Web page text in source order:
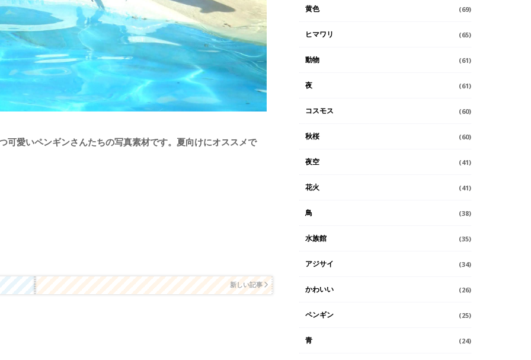
可愛いペンギンさんたちの写真素材です。夏向けにオススメで
新しい記事
黄色 (69)
ヒマワリ (65)
動物 (61)
夜 (61)
コスモス (60)
秋桜 (60)
夜空 (41)
花火 (41)
鳥 (38)
水族館 (35)
アジサイ (34)
かわいい (26)
ペンギン (25)
青 (24)